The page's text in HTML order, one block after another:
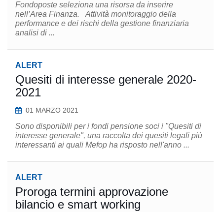
Fondoposte seleziona una risorsa da inserire
nell’Area Finanza. Attività monitoraggio della
performance e dei rischi della gestione finanziaria
analisi di ...
ALERT
Quesiti di interesse generale 2020-
2021
01 MARZO 2021
Sono disponibili per i fondi pensione soci i "Quesiti di
interesse generale", una raccolta dei quesiti legali più
interessanti ai quali Mefop ha risposto nell'anno ...
ALERT
Proroga termini approvazione
bilancio e smart working